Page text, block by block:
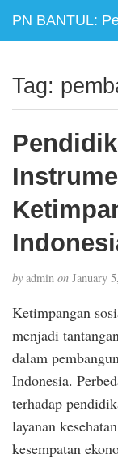
PN BANTUL:
Tag:
by admin on January
Ketimpangan
menjadi
dalam
Indonesia.
terhadap
layanan
kesempatan